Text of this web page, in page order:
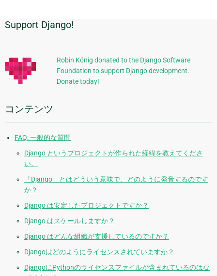
の
ペ
ジ
追
加
的
な
報
Support Django!
Robin König donated to the Django Software
Foundation to support Django development.
Donate today!
コンテンツ
FAQ: 一般的な質問
Django というプロジェクトが作られた経緯を教えてくださ
い。
「Django」とはどういう意味で、どのように発音するのです
か？
Django は安定したプロジェクトですか？
Django はスケールしますか？
Django はどんな組織が支援しているのですか？
Djangoはどのようにライセンスされていますか？
DjangoにPythonのライセンスファイルが含まれているのはな